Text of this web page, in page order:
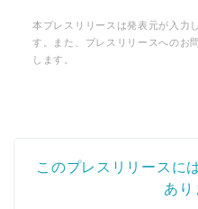
本プレスリリースは発表元が入力
す。また、プレスリリースへのお
します。
このプレスリリースに
あり